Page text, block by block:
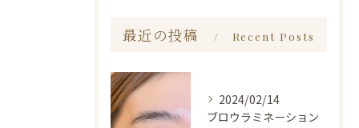
最近の投稿 Recent Posts
2024/02/14
ブロウラミネーション